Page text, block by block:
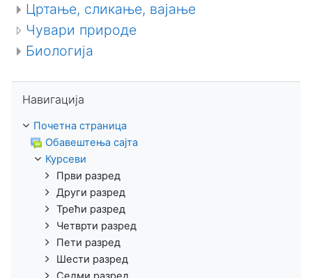
Цртање, сликање, вајање
Чувари природе
Биологија
Навигација
Почетна страница
Обавештења сајта
Курсеви
Први разред
Други разред
Трећи разред
Четврти разред
Пети разред
Шести разред